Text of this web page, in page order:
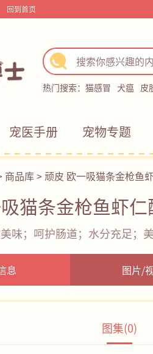
回到首页
热门搜索： 猫感冒 犬瘟 皮
宠医手册 宠物专题
商品库> 顽皮 欧一吸猫条金枪鱼
猫条金枪鱼虾
味；呵护肠道；水分充足；
息 图片/
图集(0)